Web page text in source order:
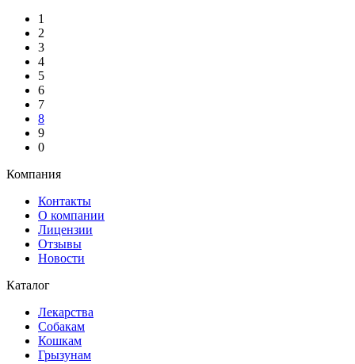
1
2
3
4
5
6
7
8
9
0
Компания
Контакты
О компании
Лицензии
Отзывы
Новости
Каталог
Лекарства
Собакам
Кошкам
Грызунам